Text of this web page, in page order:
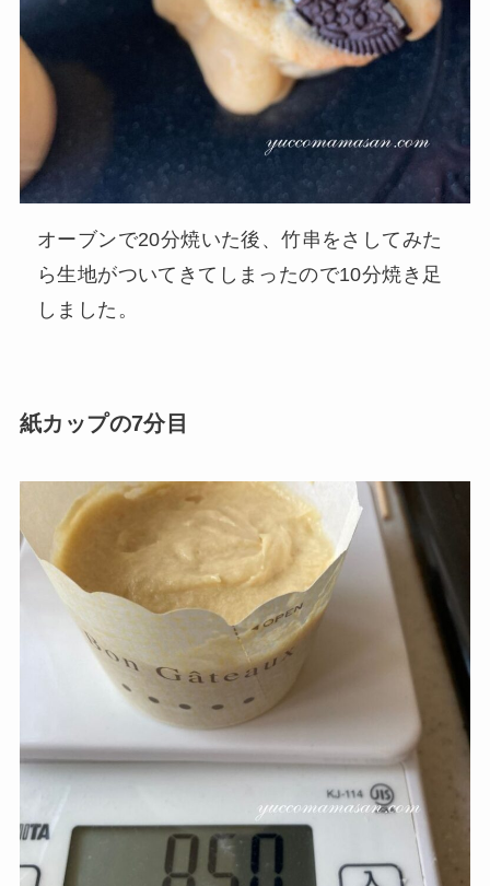
オーブンで20分焼いた後、竹串をさしてみた
ら生地がついてきてしまったので10分焼き足
しました。
紙カップの7分目